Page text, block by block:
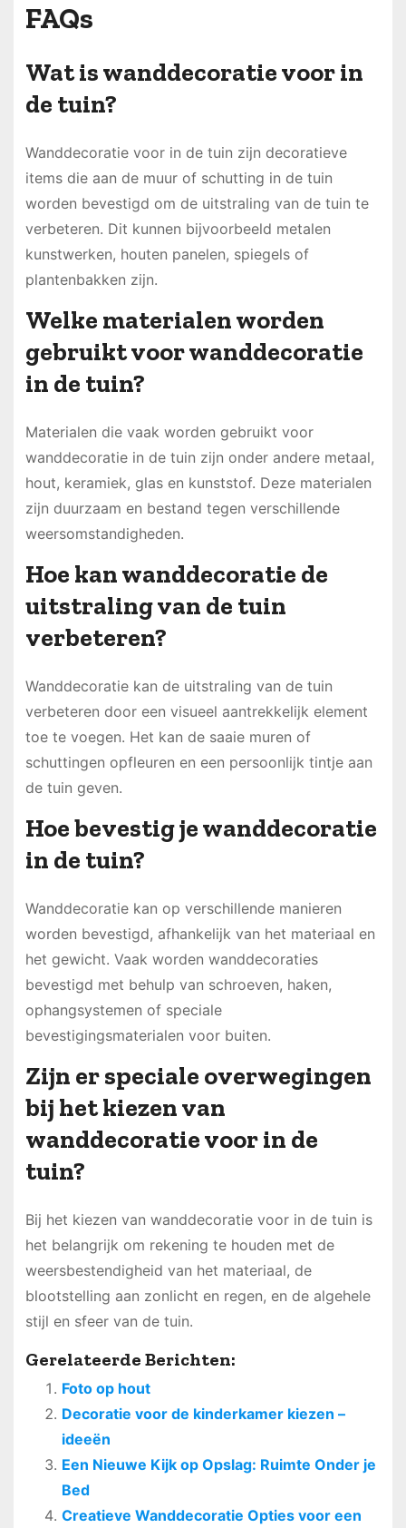
FAQs
Wat is wanddecoratie voor in
de tuin?
Wanddecoratie voor in de tuin zijn decoratieve
items die aan de muur of schutting in de tuin
worden bevestigd om de uitstraling van de tuin te
verbeteren. Dit kunnen bijvoorbeeld metalen
kunstwerken, houten panelen, spiegels of
plantenbakken zijn.
Welke materialen worden
gebruikt voor wanddecoratie
in de tuin?
Materialen die vaak worden gebruikt voor
wanddecoratie in de tuin zijn onder andere metaal,
hout, keramiek, glas en kunststof. Deze materialen
zijn duurzaam en bestand tegen verschillende
weersomstandigheden.
Hoe kan wanddecoratie de
uitstraling van de tuin
verbeteren?
Wanddecoratie kan de uitstraling van de tuin
verbeteren door een visueel aantrekkelijk element
toe te voegen. Het kan de saaie muren of
schuttingen opfleuren en een persoonlijk tintje aan
de tuin geven.
Hoe bevestig je wanddecoratie
in de tuin?
Wanddecoratie kan op verschillende manieren
worden bevestigd, afhankelijk van het materiaal en
het gewicht. Vaak worden wanddecoraties
bevestigd met behulp van schroeven, haken,
ophangsystemen of speciale
bevestigingsmaterialen voor buiten.
Zijn er speciale overwegingen
bij het kiezen van
wanddecoratie voor in de
tuin?
Bij het kiezen van wanddecoratie voor in de tuin is
het belangrijk om rekening te houden met de
weersbestendigheid van het materiaal, de
blootstelling aan zonlicht en regen, en de algehele
stijl en sfeer van de tuin.
Gerelateerde Berichten:
Foto op hout
Decoratie voor de kinderkamer kiezen –
ideeën
Een Nieuwe Kijk op Opslag: Ruimte Onder je
Bed
Creatieve Wanddecoratie Opties voor een